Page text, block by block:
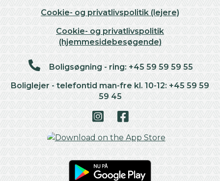
Cookie- og privatlivspolitik (lejere)
Cookie- og privatlivspolitik
(hjemmesidebesøgende)
Boligsøgning - ring: +45 59 59 59 55
Boliglejer - telefontid man-fre kl. 10-12: +45 59 59
59 45